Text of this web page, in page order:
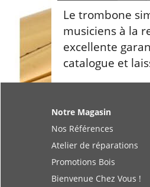
Le trombone
musiciens à la
excellente
catalogue et
Notre Magasin
Nos Références
Atelier de réparations
Promotions Bois
Bienvenue Chez Vous !